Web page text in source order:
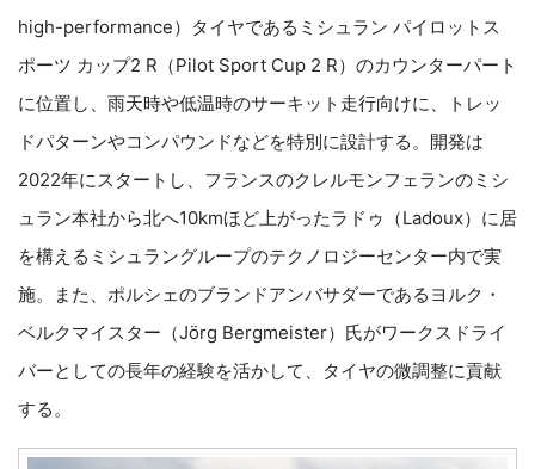
high-performance）タイヤであるミシュラン パイロットス
ポーツ カップ2 R（Pilot Sport Cup 2 R）のカウンターパート
に位置し、雨天時や低温時のサーキット走行向けに、トレッ
ドパターンやコンパウンドなどを特別に設計する。開発は
2022年にスタートし、フランスのクレルモンフェランのミシ
ュラン本社から北へ10kmほど上がったラドゥ（Ladoux）に居
を構えるミシュラングループのテクノロジーセンター内で実
施。また、ポルシェのブランドアンバサダーであるヨルク・
ベルクマイスター（Jörg Bergmeister）氏がワークスドライ
バーとしての長年の経験を活かして、タイヤの微調整に貢献
する。